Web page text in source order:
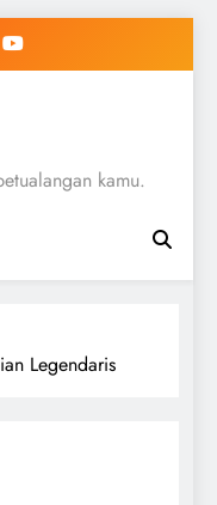
kamu.
Legendaris